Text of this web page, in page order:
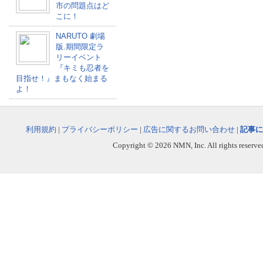
市の問題点はど
こに！
NARUTO 劇場
版.期間限定ラ
リーイベント
『キミも忍者を
目指せ！』まもなく始まる
よ！
利用規約 | プライバシーポリシー | 広告に関するお問い合わせ | 記事
Copyright © 2026 NMN, Inc. All rights